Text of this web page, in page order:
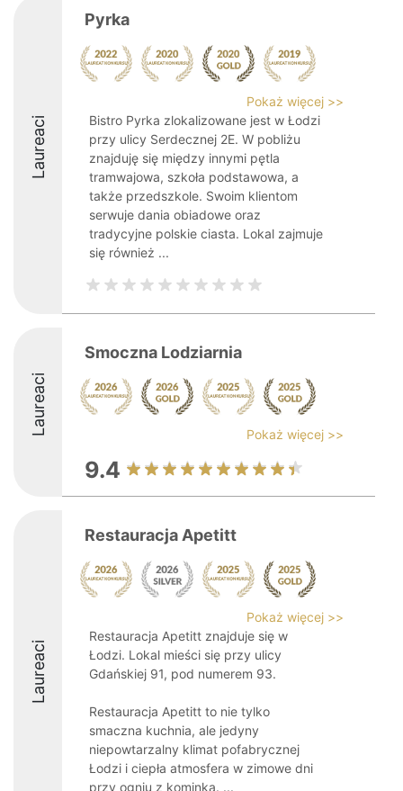
Laureaci
Pyrka
Pokaż więcej >>
Bistro Pyrka zlokalizowane jest w Łodzi
przy ulicy Serdecznej 2E. W pobliżu
znajduję się między innymi pętla
tramwajowa, szkoła podstawowa, a
także przedszkole. Swoim klientom
serwuje dania obiadowe oraz
tradycyjne polskie ciasta. Lokal zajmuje
się również ...
Laureaci
Smoczna Lodziarnia
Pokaż więcej >>
9.4
Laureaci
Restauracja Apetitt
Pokaż więcej >>
Restauracja Apetitt znajduje się w
Łodzi. Lokal mieści się przy ulicy
Gdańskiej 91, pod numerem 93.
Restauracja Apetitt to nie tylko
smaczna kuchnia, ale jedyny
niepowtarzalny klimat pofabrycznej
Łodzi i ciepła atmosfera w zimowe dni
przy ogniu z kominka. ...